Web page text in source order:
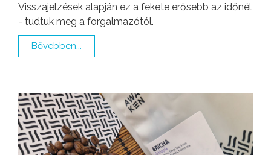
Visszajelzések alapján ez a fekete erősebb az időnél
- tudtuk meg a forgalmazótól.
Bővebben...